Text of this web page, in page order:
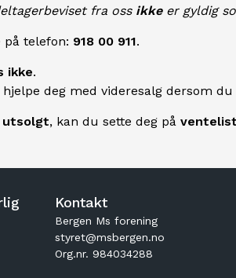
fra oss ikkeer gyldig
på telefon: 918 00 911.
ikke.
deg med videresalg dersom
utsolgt, kan du sette deg på
Kontakt
Bergen Ms forening
styret@msbergen.no
Org.nr. 984034288